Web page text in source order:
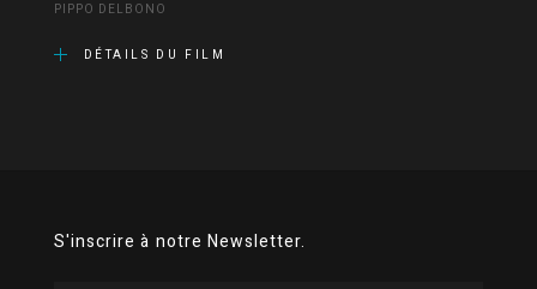
PIPPO DELBONO
DÉTAILS DU FILM
S'inscrire à notre Newsletter.